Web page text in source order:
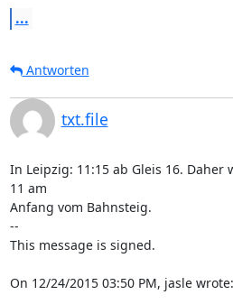
...
Antworten
txt.file
In Leipzig: 11:15 ab Gleis 16. Daher
11 am
Anfang vom Bahnsteig.
--
This message is signed.
On 12/24/2015 03:50 PM, jasle wrote: